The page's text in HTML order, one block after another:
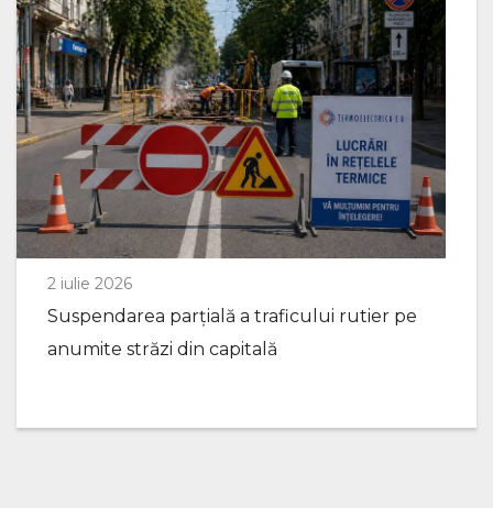
2 iulie 2026
Suspendarea parțială a traficului rutier pe
anumite străzi din capitală